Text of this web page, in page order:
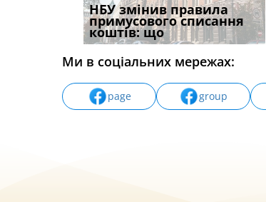
НБУ змінив правила
примусового списання
коштів: що
Водії можуть отримати
компенсацію за
незаконні дії
Ми в соціальних мережах:
page group